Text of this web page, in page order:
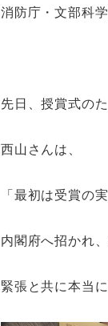
消防庁・文部科
先日、授賞式の
西山さんは、
「最初は受賞の
内閣府へ招かれ
緊張と共に本当